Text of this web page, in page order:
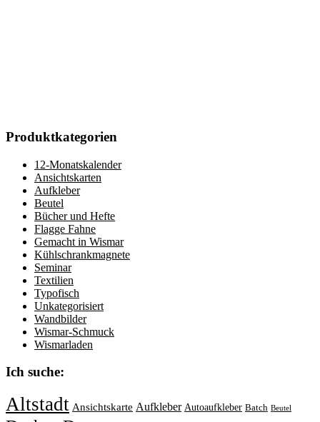
Produktkategorien
12-Monatskalender
Ansichtskarten
Aufkleber
Beutel
Bücher und Hefte
Flagge Fahne
Gemacht in Wismar
Kühlschrankmagnete
Seminar
Textilien
Typofisch
Unkategorisiert
Wandbilder
Wismar-Schmuck
Wismarladen
Ich suche:
Altstadt Ansichtskarte Aufkleber Autoaufkleber Batch Beutel